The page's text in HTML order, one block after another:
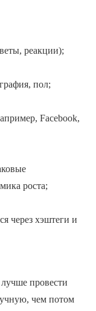
реакции);
пол;
Facebook,
роста;
через хэштеги и
провести
чем потом